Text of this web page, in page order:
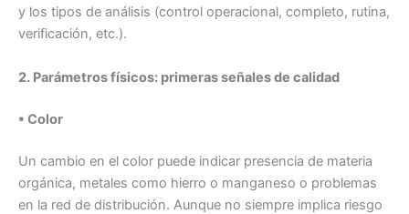
y los tipos de análisis (control operacional, completo, rutina,
verificación, etc.).
2. Parámetros físicos: primeras señales de calidad
▪ Color
Un cambio en el color puede indicar presencia de materia
orgánica, metales como hierro o manganeso o problemas
en la red de distribución. Aunque no siempre implica riesgo